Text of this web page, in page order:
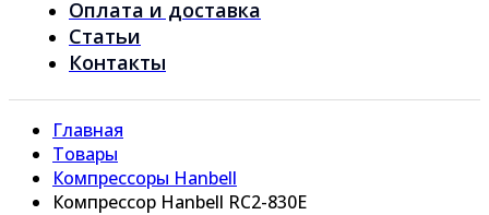
Оплата и доставка
Статьи
Контакты
Главная
Товары
Компрессоры Hanbell
Компрессор Hanbell RC2-830E